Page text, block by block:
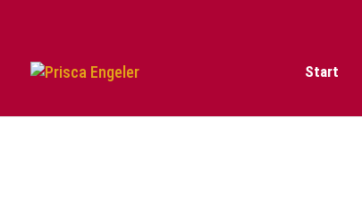
Start